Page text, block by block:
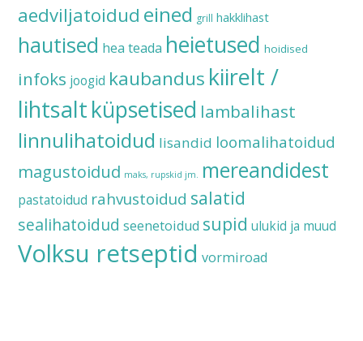
aedviljatoidud eined grill hakklihast
hautised hea teada heietused hoidised
infoks joogid kaubandus kiirelt /
lihtsaltküpsetised lambalihast
linnulihatoidud lisandid loomalihatoidud
magustoidud maks, rupskid jm. mereandidest
pastatoidud rahvustoidud salatid
sealihatoidud seenetoidud supid ulukid ja muud
Volksu retseptid vormiroad